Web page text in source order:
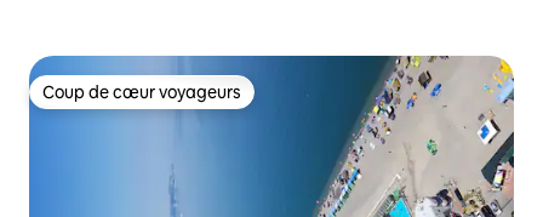
Coup de cœur voyageurs
Coup de cœur voyageurs